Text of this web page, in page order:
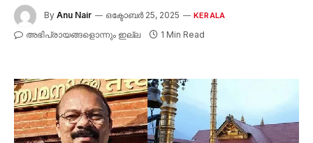
By Anu Nair ഒക്ടോബർ 25, 2025 KERALA
അഭിപ്രായങ്ങളൊന്നും ഇല്ല 1 Min Read